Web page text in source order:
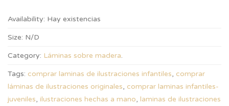
Availability: Hay existencias
Size: N/D
Category: Láminas sobre madera.
Tags: comprar laminas de ilustraciones infantiles, comprar
láminas de ilustraciones originales, comprar laminas infantiles-
juveniles, ilustraciones hechas a mano, laminas de ilustraciones